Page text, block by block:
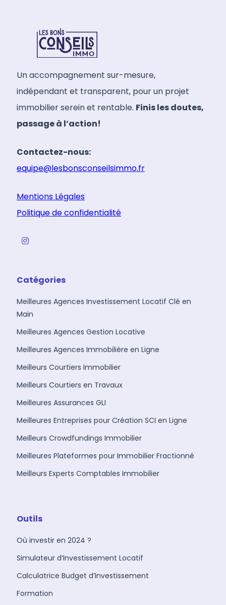
Un accompagnement sur-mesure,
indépendant et transparent, pour un projet
immobilier serein et rentable. Finis les doutes,
passage à l’action!
Contactez-nous:
equipe@lesbonsconseilsimmo.fr
Mentions Légales
Politique de confidentialité
Catégories
Meilleures Agences Investissement Locatif Clé en
Main
Meilleures Agences Gestion Locative
Meilleures Agences Immobilière en Ligne
Meilleurs Courtiers Immobilier
Meilleurs Courtiers en Travaux
Meilleures Assurances GLI
Meilleures Entreprises pour Création SCI en Ligne
Meilleurs Crowdfundings Immobilier
Meilleures Plateformes pour Immobilier Fractionné
Meilleurs Experts Comptables Immobilier
Outils
Où investir en 2024 ?
Simulateur d’Investissement Locatif
Calculatrice Budget d’Investissement
Formation